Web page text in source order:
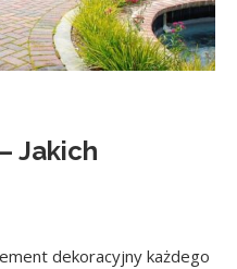
Jakich
dekoracyjny każdego